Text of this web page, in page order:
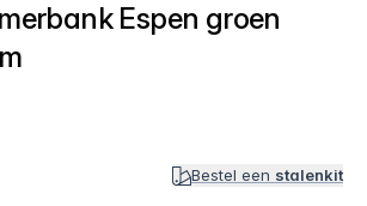
Espen groen
Bestel een stalenkit